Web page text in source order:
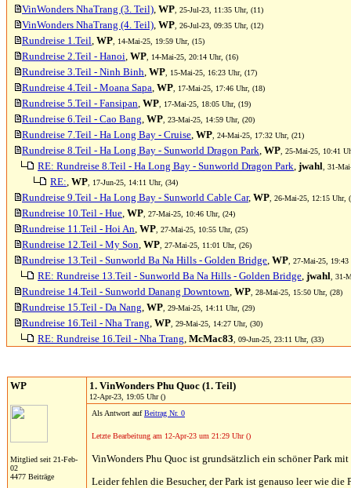
VinWonders NhaTrang (3. Teil), WP , 25-Jul-23, 11:35 Uhr, (11)
VinWonders NhaTrang (4. Teil), WP , 26-Jul-23, 09:35 Uhr, (12)
Rundreise 1.Teil, WP , 14-Mai-25, 19:59 Uhr, (15)
Rundreise 2.Teil - Hanoi, WP , 14-Mai-25, 20:14 Uhr, (16)
Rundreise 3.Teil - Ninh Binh, WP , 15-Mai-25, 16:23 Uhr, (17)
Rundreise 4.Teil - Moana Sapa, WP , 17-Mai-25, 17:46 Uhr, (18)
Rundreise 5.Teil - Fansipan, WP , 17-Mai-25, 18:05 Uhr, (19)
Rundreise 6.Teil - Cao Bang, WP , 23-Mai-25, 14:59 Uhr, (20)
Rundreise 7.Teil - Ha Long Bay - Cruise, WP , 24-Mai-25, 17:32 Uhr, (21)
Rundreise 8.Teil - Ha Long Bay - Sunworld Dragon Park, WP , 25-Mai-25, 10:41
RE: Rundreise 8.Teil - Ha Long Bay - Sunworld Dragon Park, jwahl , 31-
RE:, WP , 17-Jun-25, 14:11 Uhr, (34)
Rundreise 9.Teil - Ha Long Bay - Sunworld Cable Car, WP , 26-Mai-25, 12:15 Uhr,
Rundreise 10.Teil - Hue, WP , 27-Mai-25, 10:46 Uhr, (24)
Rundreise 11.Teil - Hoi An, WP , 27-Mai-25, 10:55 Uhr, (25)
Rundreise 12.Teil - My Son, WP , 27-Mai-25, 11:01 Uhr, (26)
Rundreise 13.Teil - Sunworld Ba Na Hills - Golden Bridge, WP , 27-Mai-25,
RE: Rundreise 13.Teil - Sunworld Ba Na Hills - Golden Bridge, jwahl , 31-
Rundreise 14.Teil - Sunworld Danang Downtown, WP , 28-Mai-25, 15:50 Uhr, (28)
Rundreise 15.Teil - Da Nang, WP , 29-Mai-25, 14:11 Uhr, (29)
Rundreise 16.Teil - Nha Trang, WP , 29-Mai-25, 14:27 Uhr, (30)
RE: Rundreise 16.Teil - Nha Trang, McMac83 , 09-Jun-25, 23:11 Uhr, (33)
WP
Mitglied seit 21-Feb-
02
4477 Beiträge
1. VinWonders Phu Quoc (1. Teil)
12-Apr-23, 19:05 Uhr ()
Als Antwort aufBeitrag Nr. 0
Letzte Bearbeitung am 12-Apr-23 um 21:29 Uhr ()
VinWonders Phu Quoc ist grundsätzlich ein schöner Park
Leider fehlen die Besucher, der Park ist genauso leer wie die